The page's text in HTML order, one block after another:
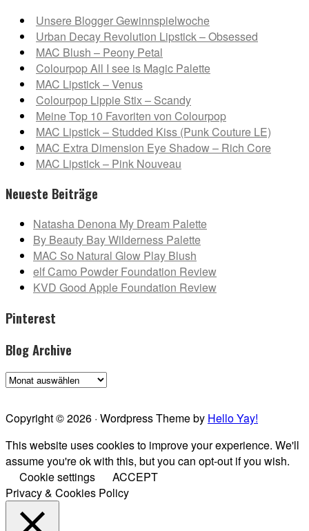
Unsere Blogger Gewinnspielwoche
Urban Decay Revolution Lipstick – Obsessed
MAC Blush – Peony Petal
Colourpop All I see is Magic Palette
MAC Lipstick – Venus
Colourpop Lippie Stix – Scandy
Meine Top 10 Favoriten von Colourpop
MAC Lipstick – Studded Kiss (Punk Couture LE)
MAC Extra Dimension Eye Shadow – Rich Core
MAC Lipstick – Pink Nouveau
Neueste Beiträge
Natasha Denona My Dream Palette
By Beauty Bay Wilderness Palette
MAC So Natural Glow Play Blush
elf Camo Powder Foundation Review
KVD Good Apple Foundation Review
Pinterest
Blog Archive
Blog
Copyright © 2026 · Wordpress Theme by Hello Yay!
This website uses cookies to improve your experience. We'll
assume you're ok with this, but you can opt-out if you wish.
Cookie settings
ACCEPT
Privacy & Cookies Policy